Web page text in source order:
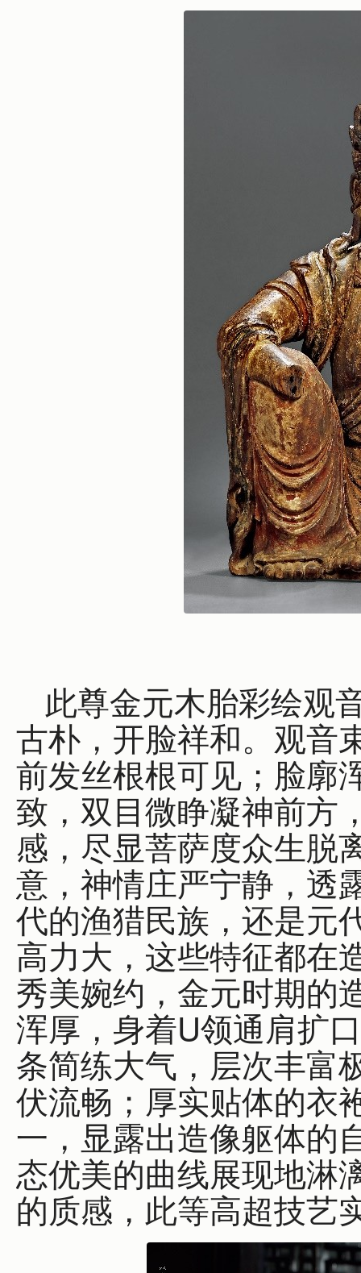
此尊金元木胎彩绘观
古朴，开脸祥和。观音
前发丝根根可见；脸廓
致，双目微睁凝神前方
感，尽显菩萨度众生脱
意，神情庄严宁静，透
代的渔猎民族，还是元
高力大，这些特征都在
秀美婉约，金元时期的
浑厚，身着U领通肩扩
条简练大气，层次丰富
伏流畅；厚实贴体的衣
一，显露出造像躯体的
态优美的曲线展现地淋
的质感，此等高超技艺